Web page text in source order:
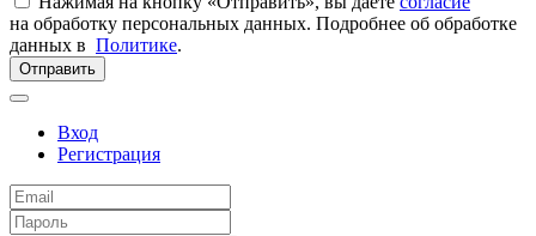
на обработку персональных данных. Подробнее об обработке
данных в Политике.
Отправить
Вход
Регистрация